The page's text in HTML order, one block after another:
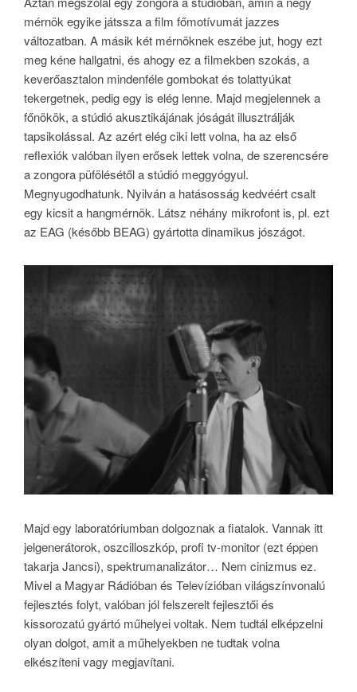
mérnök egyike játssza a film főmotívumát jazzes
változatban. A másik két mérnöknek eszébe jut, hogy ezt
meg kéne hallgatni, és ahogy ez a filmekben szokás, a
keverőasztalon mindenféle gombokat és tolattyúkat
tekergetnek, pedig egy is elég lenne. Majd megjelennek a
főnökök, a stúdió akusztikájának jóságát illusztrálják
tapsikolással. Az azért elég ciki lett volna, ha az első
reflexiók valóban ilyen erősek lettek volna, de szerencsére
a zongora püfölésétől a stúdió meggyógyul.
Megnyugodhatunk. Nyilván a hatásosság kedvéért csalt
egy kicsit a hangmérnök. Látsz néhány mikrofont is, pl. ezt
az EAG (később BEAG) gyártotta dinamikus jószágot.
Majd egy laboratóriumban dolgoznak a fiatalok. Vannak itt
jelgenerátorok, oszcilloszkóp, profi tv-monitor (ezt éppen
takarja Jancsi), spektrumanalizátor… Nem cinizmus ez.
Mivel a Magyar Rádióban és Televízióban világszínvonalú
fejlesztés folyt, valóban jól felszerelt fejlesztői és
kissorozatú gyártó műhelyei voltak. Nem tudtál elképzelni
olyan dolgot, amit a műhelyekben ne tudtak volna
elkészíteni vagy megjavítani.